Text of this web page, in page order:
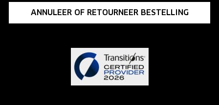
ANNULEER OF RETOURNEER BESTELLING